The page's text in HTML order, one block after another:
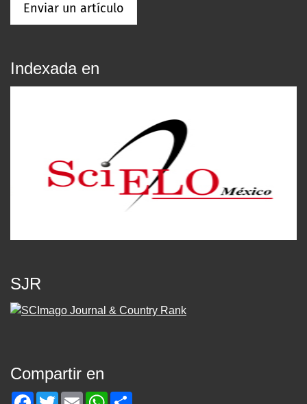
Enviar un artículo
Indexada en
SJR
Compartir en
Facebook
TwitterEmailWhatsApp